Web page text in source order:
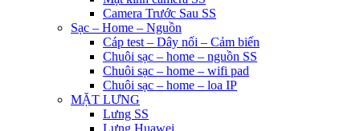
Camera Trước Sau SS
Sạc – Home – Nguồn
Cáp test – Dây nối – Cảm biến
Chuôi sạc – home – nguồn SS
Chuôi sạc – home – wifi pad
Chuôi sạc – home – loa IP
MẶT LƯNG
Lưng SS